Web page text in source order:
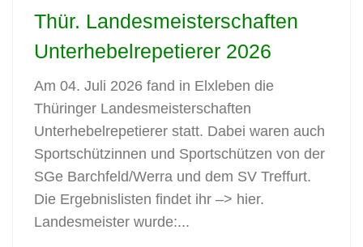
Thür. Landesmeisterschaften
Unterhebelrepetierer 2026
Am 04. Juli 2026 fand in Elxleben die
Thüringer Landesmeisterschaften
Unterhebelrepetierer statt. Dabei waren auch
Sportschützinnen und Sportschützen von der
SGe Barchfeld/Werra und dem SV Treffurt.
Die Ergebnislisten findet ihr –> hier.
Landesmeister wurde:...